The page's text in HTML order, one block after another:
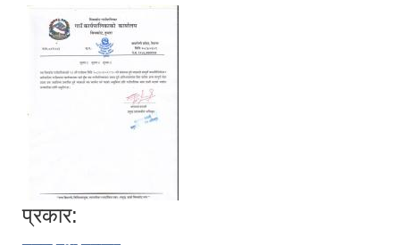
प्रकार: